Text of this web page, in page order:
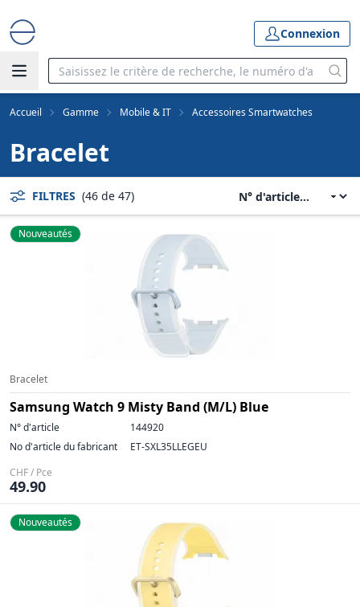
Connexion
Accueil Gamme Mobile & IT Accessoires Smartwatches
Bracelet
FILTRES (46 de 47)
Nouveautés
Bracelet
Samsung Watch 9 Misty Band (M/L) Blue
N° d'article
144920
No d'article du fabricant
ET-SXL35LLEGEU
CHF / Pce
49.90
Nouveautés